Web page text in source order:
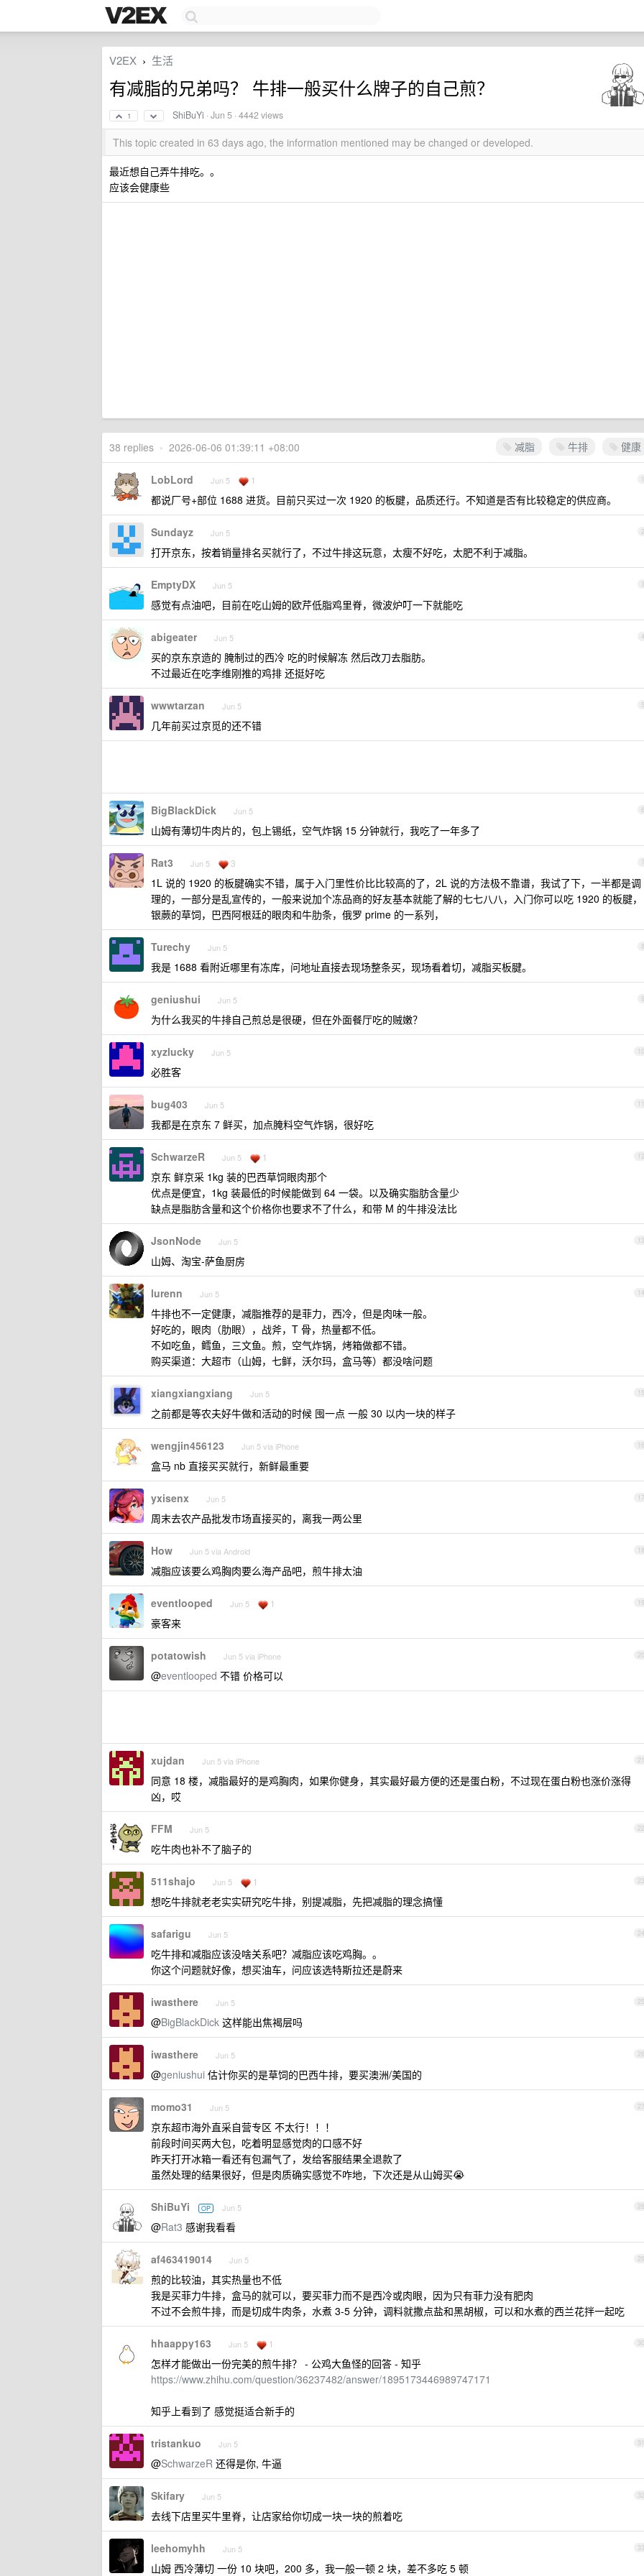
V2EX › 生活
有减脂的兄弟吗？ 牛排一般买什么牌子的自己煎？
1 ShiBuYi ·Jun 5 · 4442 views
This topic created in 63 days ago, the information mentioned may be changed or developed.
最近想自己弄牛排吃。。
应该会健康些
减脂 牛排 健康
38 replies • 2026-06-06 01:39:11 +08:00
1
LobLord Jun 5 1
都说厂号+部位 1688 进货。目前只买过一次 1920 的板腱，品质还行。不知道是否有比较稳定的供应商。
2
Sundayz Jun 5
打开京东，按着销量排名买就行了，不过牛排这玩意，太瘦不好吃，太肥不利于减脂。
3
EmptyDX Jun 5
感觉有点油吧，目前在吃山姆的欧芹低脂鸡里脊，微波炉叮一下就能吃
4
abigeater Jun 5
买的京东京造的 腌制过的西冷 吃的时候解冻 然后改刀去脂肪。
不过最近在吃李维刚推的鸡排 还挺好吃
5
wwwtarzan Jun 5
几年前买过京觅的还不错
6
BigBlackDick Jun 5
山姆有薄切牛肉片的，包上锡纸，空气炸锅 15 分钟就行，我吃了一年多了
7
Rat3 Jun 5 3
1L 说的 1920 的板腱确实不错，属于入门里性价比比较高的了，2L 说的方法极不靠谱，我试了下，一半都是调
理的，一部分是乱宣传的，一般来说加个冻品商的好友基本就能了解的七七八八，入门你可以吃 1920 的板腱，
银蕨的草饲，巴西阿根廷的眼肉和牛肋条，俄罗 prime 的一系列，
8
Turechy Jun 5
我是 1688 看附近哪里有冻库，问地址直接去现场整条买，现场看着切，减脂买板腱。
9
geniushui Jun 5
为什么我买的牛排自己煎总是很硬，但在外面餐厅吃的贼嫩？
10
xyzlucky Jun 5
必胜客
11
bug403 Jun 5
我都是在京东 7 鲜买，加点腌料空气炸锅，很好吃
12
SchwarzeR Jun 5 1
京东 鲜京采 1kg 装的巴西草饲眼肉那个
优点是便宜，1kg 装最低的时候能做到 64 一袋。以及确实脂肪含量少
缺点是脂肪含量和这个价格你也要求不了什么，和带 M 的牛排没法比
13
JsonNode Jun 5
山姆、淘宝-萨鱼厨房
14
lurenn Jun 5
牛排也不一定健康，减脂推荐的是菲力，西冷，但是肉味一般。
好吃的，眼肉（肋眼），战斧，T 骨，热量都不低。
不如吃鱼，鳕鱼，三文鱼。煎，空气炸锅，烤箱做都不错。
购买渠道：大超市（山姆，七鲜，沃尔玛，盒马等）都没啥问题
15
xiangxiangxiang Jun 5
之前都是等农夫好牛做和活动的时候 囤一点 一般 30 以内一块的样子
16
wengjin456123 Jun 5 via iPhone
盒马 nb 直接买买就行，新鲜最重要
17
yxisenx Jun 5
周末去农产品批发市场直接买的，离我一两公里
18
How Jun 5 via Android
减脂应该要么鸡胸肉要么海产品吧，煎牛排太油
19
eventlooped Jun 5 1
豪客来
20
potatowish Jun 5 via iPhone
@eventlooped 不错 价格可以
21
xujdan Jun 5 via iPhone
同意 18 楼，减脂最好的是鸡胸肉，如果你健身，其实最好最方便的还是蛋白粉，不过现在蛋白粉也涨价涨得
凶，哎
22
FFM Jun 5
吃牛肉也补不了脑子的
23
511shajo Jun 5 1
想吃牛排就老老实实研究吃牛排，别提减脂，先把减脂的理念搞懂
24
safarigu Jun 5
吃牛排和减脂应该没啥关系吧？减脂应该吃鸡胸。。
你这个问题就好像，想买油车，问应该选特斯拉还是蔚来
25
iwasthere Jun 5
@BigBlackDick 这样能出焦褐层吗
26
iwasthere Jun 5
@geniushui 估计你买的是草饲的巴西牛排，要买澳洲/美国的
27
momo31 Jun 5
京东超市海外直采自营专区 不太行！！！
前段时间买两大包，吃着明显感觉肉的口感不好
昨天打开冰箱一看还有包漏气了，发给客服结果全退款了
虽然处理的结果很好，但是肉质确实感觉不咋地，下次还是从山姆买😭
28
ShiBuYi OP Jun 5
@Rat3 感谢我看看
29
af463419014 Jun 5
煎的比较油，其实热量也不低
我是买菲力牛排，盒马的就可以，要买菲力而不是西冷或肉眼，因为只有菲力没有肥肉
不过不会煎牛排，而是切成牛肉条，水煮 3-5 分钟，调料就撒点盐和黑胡椒，可以和水煮的西兰花拌一起吃
30
hhaappy163 Jun 5 1
怎样才能做出一份完美的煎牛排？ - 公鸡大鱼怪的回答 - 知乎
https://www.zhihu.com/question/36237482/answer/1895173446989747171
知乎上看到了 感觉挺适合新手的
31
tristankuo Jun 5
@SchwarzeR 还得是你, 牛逼
32
Skifary Jun 5
去线下店里买牛里脊，让店家给你切成一块一块的煎着吃
33
leehomyhh Jun 5
山姆 西冷薄切 一份 10 块吧，200 多，我一般一顿 2 块，差不多吃 5 顿